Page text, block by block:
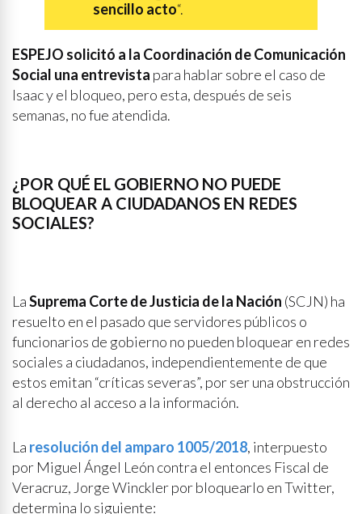
sencillo acto“.
ESPEJO solicitó a la Coordinación de Comunicación
Social una entrevista para hablar sobre el caso de
Isaac y el bloqueo, pero esta, después de seis
semanas, no fue atendida.
¿POR QUÉ EL GOBIERNO NO PUEDE
BLOQUEAR A CIUDADANOS EN REDES
SOCIALES?
LaSuprema Corte de Justicia de la Nación (SCJN) ha
resuelto en el pasado que servidores públicos o
funcionarios de gobierno no pueden bloquear en redes
sociales a ciudadanos, independientemente de que
estos emitan “críticas severas”, por ser una obstrucción
al derecho al acceso a la información.
La resolución del amparo 1005/2018, interpuesto
por Miguel Ángel León contra el entonces Fiscal de
Veracruz, Jorge Winckler por bloquearlo en Twitter,
determina lo siguiente: